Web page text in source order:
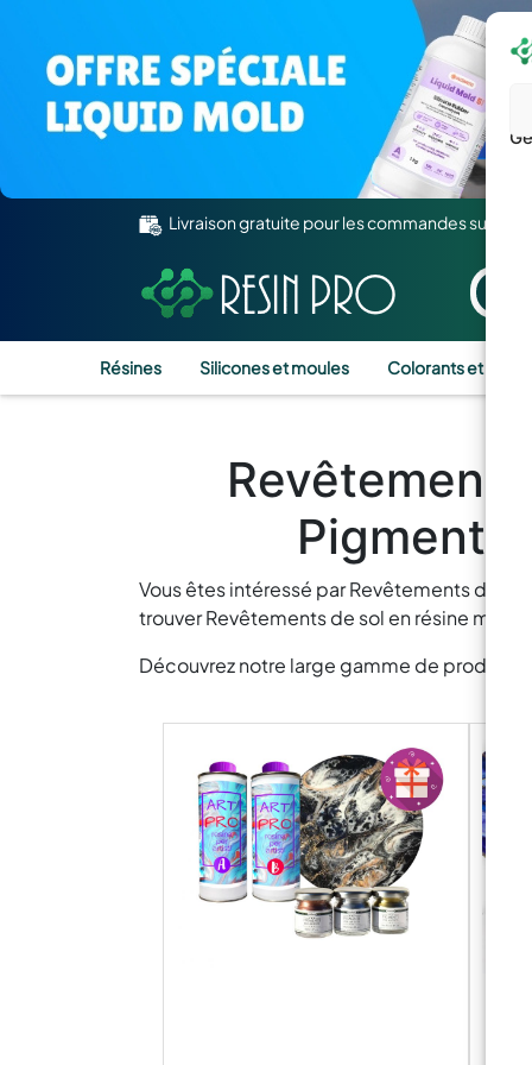
Livraison gratuite pour les commandes
Résines Silicones et moules Colorants et
Pigments
Vous êtes intéressé par Revêtements de
trouver Revêtements de sol en résine
Découvrez notre large gamme de produits